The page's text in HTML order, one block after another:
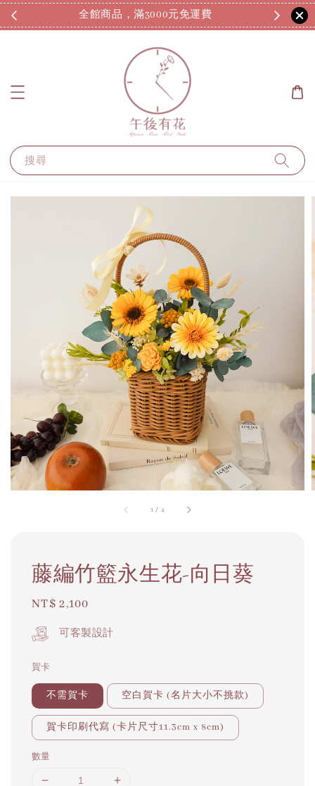
全館商品，滿3000元免運費 7/
搜尋
1 / 4
藤編竹籃永生花-向日葵
Regular
price
NT$ 2,100
可客製設計
賀卡
不需賀卡 空白賀卡 (名片大小不挑款)
賀卡印刷代寫 (卡片尺寸11.3cm x 8cm)
數量